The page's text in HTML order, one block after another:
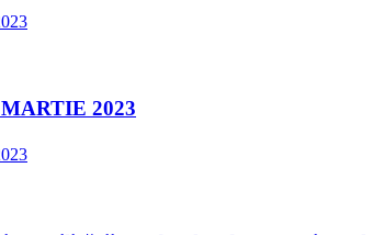
2023